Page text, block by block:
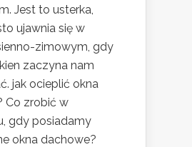
Jest to usterka,
ujawnia się w
zimowym, gdy
zaczyna nam
jak ocieplić okna
Co zrobić w
gdy posiadamy
okna dachowe?